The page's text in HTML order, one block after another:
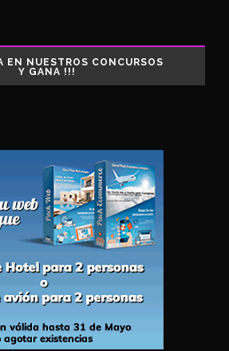
EN NUESTROS CONCURSOS
Y GANA !!!